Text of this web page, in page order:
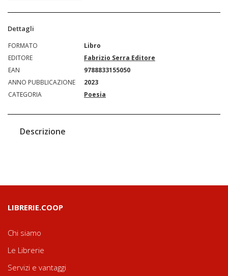
Dettagli
FORMATO
Libro
EDITORE
Fabrizio Serra Editore
EAN
9788833155050
ANNO PUBBLICAZIONE
2023
CATEGORIA
Poesia
Descrizione
LIBRERIE.COOP
Chi siamo
Le Librerie
Servizi e vantaggi